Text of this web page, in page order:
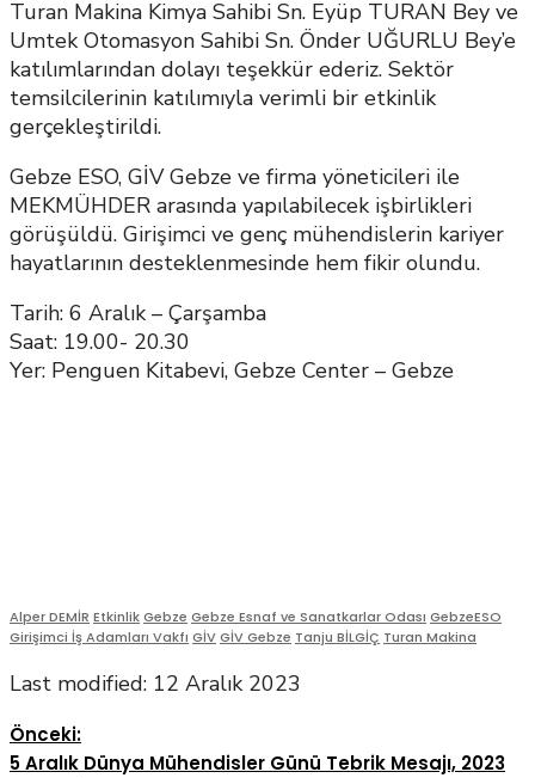
Turan Makina Kimya Sahibi Sn. Eyüp TURAN Bey ve
Umtek Otomasyon Sahibi Sn. Önder UĞURLU Bey’e
katılımlarından dolayı teşekkür ederiz. Sektör
temsilcilerinin katılımıyla verimli bir etkinlik
gerçekleştirildi.
Gebze ESO, GİV Gebze ve firma yöneticileri ile
MEKMÜHDER arasında yapılabilecek işbirlikleri
görüşüldü. Girişimci ve genç mühendislerin kariyer
hayatlarının desteklenmesinde hem fikir olundu.
Tarih: 6 Aralık – Çarşamba
Saat: 19.00- 20.30
Yer: Penguen Kitabevi, Gebze Center – Gebze
Alper DEMİR EtkinlikGebze Gebze Esnaf ve Sanatkarlar Odası GebzeESO
Girişimci İş Adamları Vakfı GİVGİV Gebze Tanju BİLGİÇ Turan Makina
Last modified: 12 Aralık 2023
Önceki:
5 Aralık Dünya Mühendisler Günü Tebrik Mesajı, 2023